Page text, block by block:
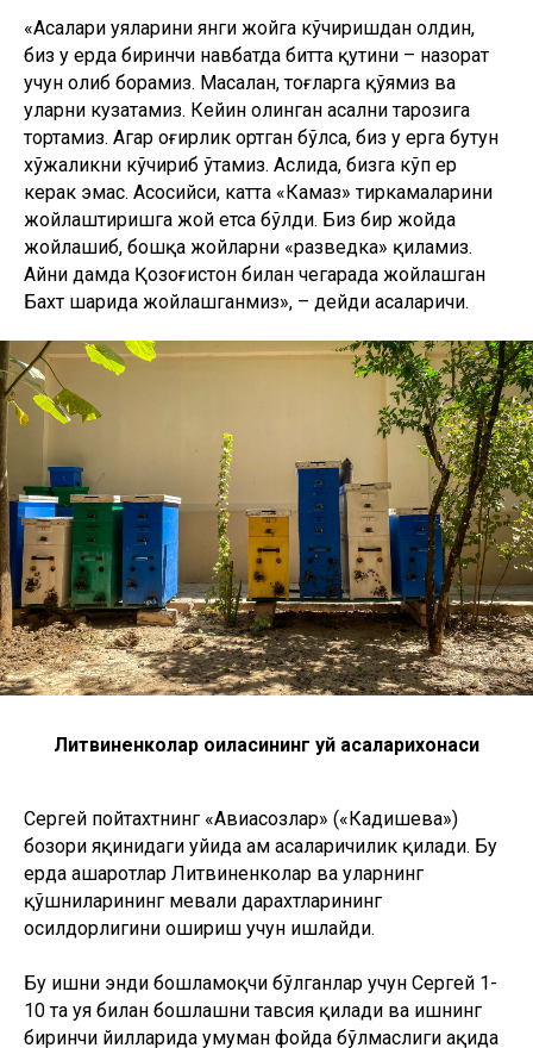
«Асалари уяларини янги жойга кўчиришдан олдин,
биз у ерда биринчи навбатда битта қутини – назорат
учун олиб борамиз. Масалан, тоғларга қўямиз ва
уларни кузатамиз. Кейин олинган асални тарозига
тортамиз. Агар оғирлик ортган бўлса, биз у ерга бутун
хўжаликни кўчириб ўтамиз. Аслида, бизга кўп ер
керак эмас. Асосийси, катта «Камаз» тиркамаларини
жойлаштиришга жой етса бўлди. Биз бир жойда
жойлашиб, бошқа жойларни «разведка» қиламиз.
Айни дамда Қозоғистон билан чегарада жойлашган
Бахт шаҳрида жойлашганмиз», – дейди асаларичи.
Литвиненколар оиласининг уй асаларихонаси
Сергей пойтахтнинг «Авиасозлар» («Кадишева»)
бозори яқинидаги уйида ҳам асаларичилик қилади. Бу
ерда ҳашаротлар Литвиненколар ва уларнинг
қўшниларининг мевали дарахтларининг
ҳосилдорлигини ошириш учун ишлайди.
Бу ишни энди бошламоқчи бўлганлар учун Сергей 1-
10 та уя билан бошлашни тавсия қилади ва ишнинг
биринчи йилларида умуман фойда бўлмаслиги ҳақида